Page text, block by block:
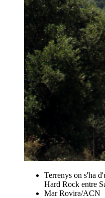
Terrenys on s'ha
Hard Rock entre
Mar Rovira/ACN